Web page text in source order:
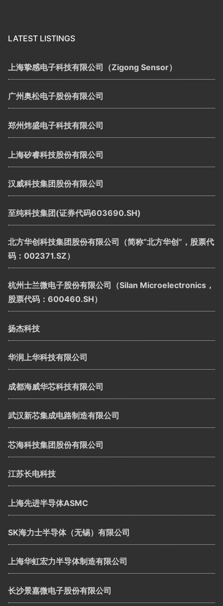
LATEST LISTINGS
上海挚感电子科技有限公司（Zigong Sensor）
广州奥松电子股份有限公司
郑州炜盛电子科技有限公司
上海矽睿科技股份有限公司
汉威科技集团股份有限公司
至纯科技集团(证券代码603690.SH)
北方华创科技集团股份有限公司（简称“北方华创”，股票代
码：002371.SZ）
杭州士兰微电子股份有限公司（Silan Microelectronics，
股票代码：600460.SH）
扬杰科技
华润上华科技有限公司
成都海威华芯科技有限公司
武汉新芯集成电路制造有限公司
芯海科技集团股份有限公司
江苏长电科技
上海先进半导体ASMC
SK海力士半导体（无锡）有限公司
上海华虹宏力半导体制造有限公司
长沙景嘉微电子股份有限公司